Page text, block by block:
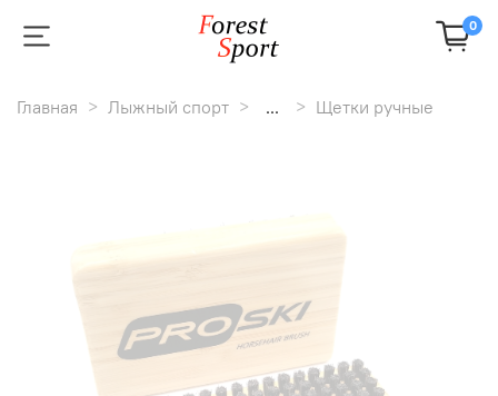
0
Главная Лыжный спорт ... Щетки ручные